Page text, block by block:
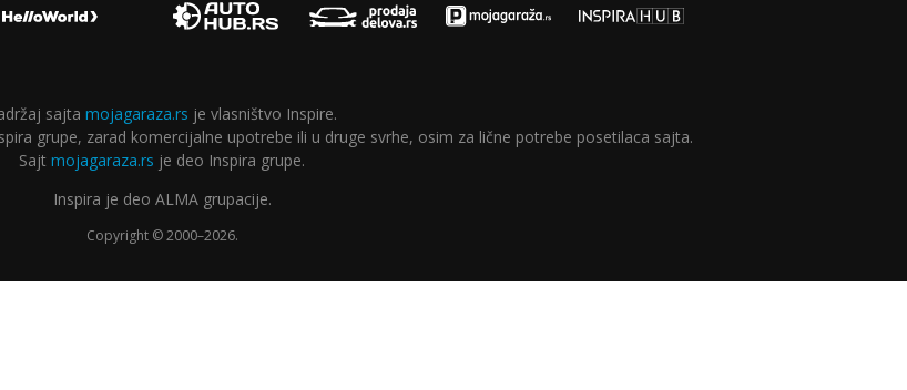
sajta mojagaraza.rs je vlasništvo Inspire.
grupe, zarad komercijalne upotrebe ili u druge svrhe, osim za lične potrebe posetilaca sajta.
Sajt mojagaraza.rs je deo Inspira grupe.
Inspira je deo ALMA grupacije.
Copyright © 2000–2026.